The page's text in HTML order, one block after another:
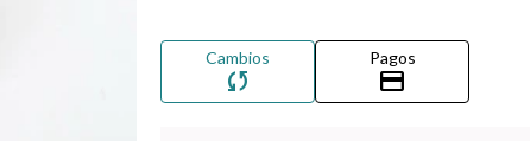
Cambios
sync
Pagos
credit_card